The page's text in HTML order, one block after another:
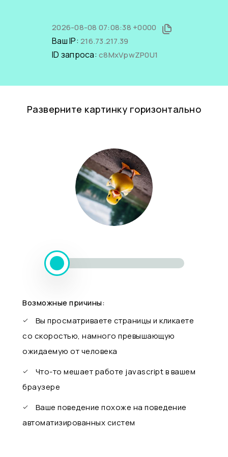
2026-08-08 07:08:38 +0000
Ваш IP: 216.73.217.39
ID запроса: c8MxVpwZP0U1
Разверните картинку горизонтально
Возможные причины:
Вы просматриваете страницы и кликаете
со скоростью, намного превышающую
ожидаемую от человека
Что-то мешает работе javascript в вашем
браузере
Ваше поведение похоже на поведение
автоматизированных систем